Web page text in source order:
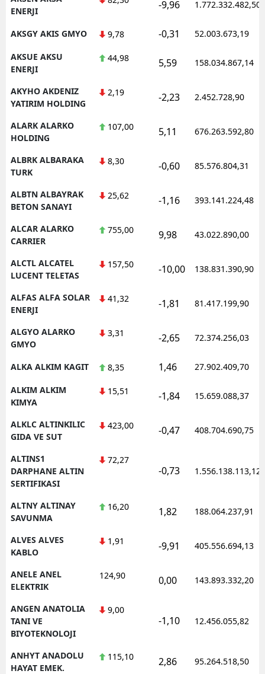
ENERJI
-9,96 1.772.332.482,50
AKSGY AKIS GMYO 9,78 -0,31 52.003.673,19
AKSUE AKSU
ENERJI
44,98 5,59 158.034.867,14
AKYHO AKDENIZ
YATIRIM HOLDING
2,19 -2,23 2.452.728,90
ALARK ALARKO
HOLDING
107,00 5,11 676.263.592,80
ALBRK ALBARAKA
TURK
8,30 -0,60 85.576.804,31
ALBTN ALBAYRAK
BETON SANAYI
25,62 -1,16 393.141.224,48
ALCAR ALARKO
CARRIER
755,00 9,98 43.022.890,00
ALCTL ALCATEL
LUCENT TELETAS
157,50 -10,00 138.831.390,90
ALFAS ALFA SOLAR
ENERJI
41,32 -1,81 81.417.199,90
ALGYO ALARKO
GMYO
3,31 -2,65 72.374.256,03
ALKA ALKIM KAGIT 8,35 1,46 27.902.409,70
ALKIM ALKIM
KIMYA
15,51 -1,84 15.659.088,37
ALKLC ALTINKILIC
GIDA VE SUT
423,00 -0,47 408.704.690,75
ALTINS1
DARPHANE ALTIN
SERTIFIKASI
72,27
-0,73 1.556.138.113,12
ALTNY ALTINAY
SAVUNMA
16,20 1,82 188.064.237,91
ALVES ALVES
KABLO
1,91 -9,91 405.556.694,13
ANELE ANEL
ELEKTRIK
124,90 0,00 143.893.332,20
ANGEN ANATOLIA
TANI VE
BIYOTEKNOLOJI
9,00
-1,10 12.456.055,82
ANHYT ANADOLU
HAYAT EMEK.
115,10 2,86 95.264.518,50